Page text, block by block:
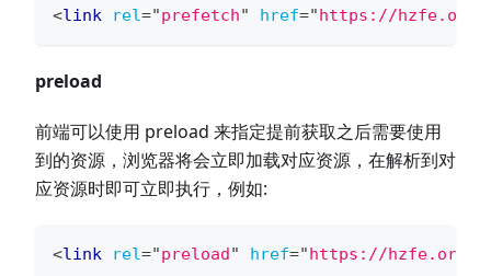
<link rel="prefetch" href="https://hzfe.org/
preload
前端可以使用 preload 来指定提前获取之后需要使用
到的资源，浏览器将会立即加载对应资源，在解析到对
应资源时即可立即执行，例如:
<link rel="preload" href="https://hzfe.org/